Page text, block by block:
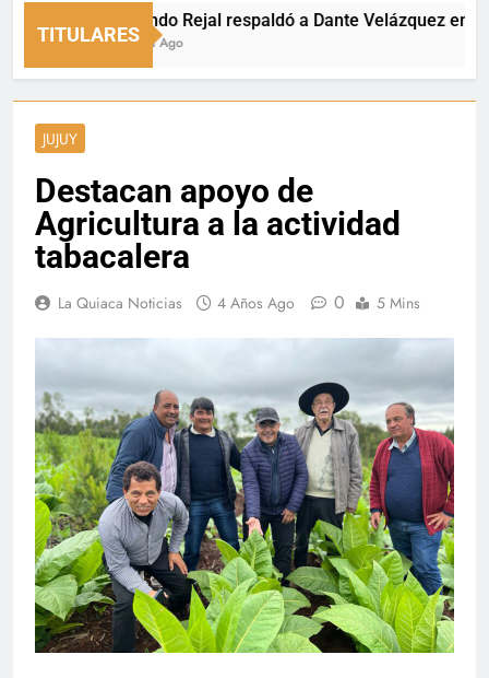
TITULARES
Fernando Rejal respaldó a Dante Velázquez en el
17 Horas Ago
JUJUY
Destacan apoyo de
Agricultura a la actividad
tabacalera
La Quiaca Noticias 4 Años Ago 0 5 Mins